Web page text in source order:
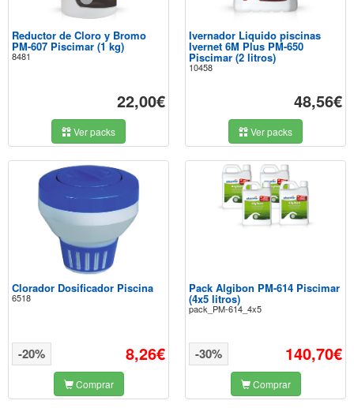
Reductor de Cloro y Bromo
PM-607 Piscimar (1 kg)
8481
22,00€
Ver packs
Ivernador Liquido piscinas
Ivernet 6M Plus PM-650
Piscimar (2 litros)
10458
48,56€
Ver packs
Clorador Dosificador Piscina
6518
8,26€
-20%
Comprar
Pack Algibon PM-614 Piscimar
(4x5 litros)
pack_PM-614_4x5
140,70€
-30%
Comprar